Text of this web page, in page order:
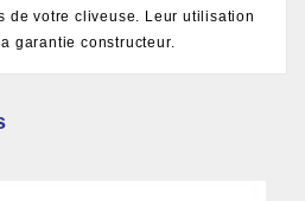
de votre cliveuse. Leur utilisation
garantie constructeur.